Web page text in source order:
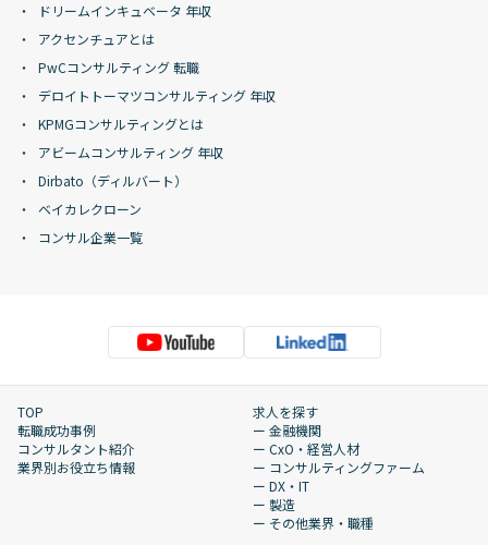
ドリームインキュベータ 年収
アクセンチュアとは
PwCコンサルティング 転職
デロイトトーマツコンサルティング 年収
KPMGコンサルティングとは
アビームコンサルティング 年収
Dirbato（ディルバート）
ベイカレクローン
コンサル企業一覧
TOP
転職成功事例
コンサルタント紹介
業界別お役立ち情報
求人を探す
ー 金融機関
ー CxO・経営人材
ー コンサルティングファーム
ー DX・IT
ー 製造
ー その他業界・職種